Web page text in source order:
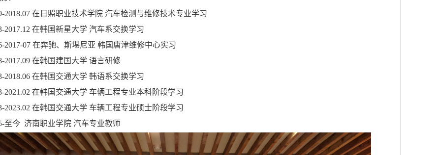
2018.07 在日照职业技术学院 汽车检测与维修技术专业学习
2017.12 在韩国新星大学 汽车系交换学习
2017-07 在奔驰、 斯堪尼亚 韩国唐津维修中心实习
2017.09 在韩国建国大学 语言研修
2018.06 在韩国交通大学 韩语系交换学习
2021.02 在韩国交通大学 车辆工程专业本科阶段学习
2023.02 在韩国交通大学 车辆工程专业硕士阶段学习
-至今 济南职业学院 汽车专业教师